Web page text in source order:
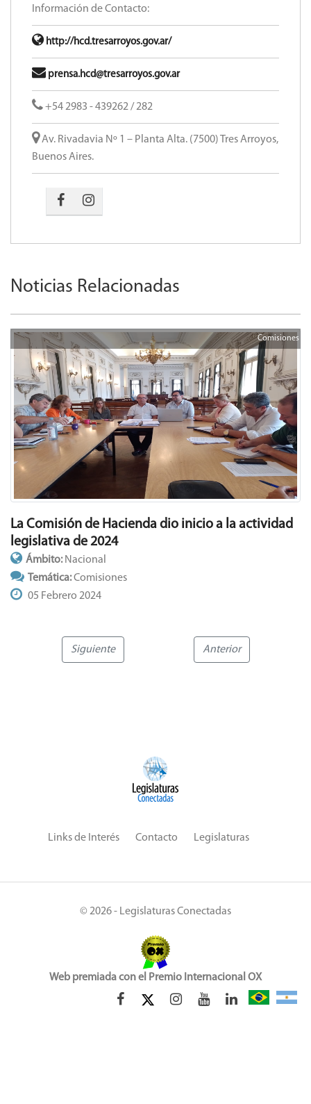
Información de Contacto:
http://hcd.tresarroyos.gov.ar/
prensa.hcd@tresarroyos.gov.ar
+54 2983 - 439262 / 282
Av. Rivadavia Nº 1 – Planta Alta. (7500) Tres Arroyos,
Buenos Aires.
Noticias Relacionadas
Comisiones
La Comisión de Hacienda dio inicio a la actividad
legislativa de 2024
Ámbito: Nacional
Temática:Comisiones
05 Febrero 2024
Siguiente Anterior
Links de Interés Contacto Legislaturas
© 2026 - Legislaturas Conectadas
Web premiada con el Premio Internacional OX